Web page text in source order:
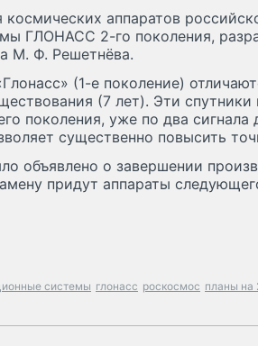
аппаратов
ГЛОНАСС 2-го поколения,
М. Ф. Решетнёва.
(1-е поколение)
(7 лет). Эти спутники
поколения, уже по два сигнала
существенно повысить
объявлено о завершении
придут аппараты
системы глонасс роскосмос планы на